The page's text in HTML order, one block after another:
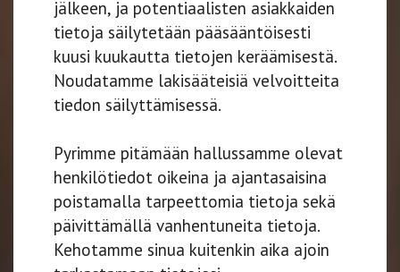
jälkeen, ja potentiaalisten asiakkaiden
tietoja säilytetään pääsääntöisesti
kuusi kuukautta tietojen keräämisestä.
Noudatamme lakisääteisiä velvoitteita
tiedon säilyttämisessä.
​​​​​​​Pyrimme pitämään hallussamme olevat
henkilötiedot oikeina ja ajantasaisina
poistamalla tarpeettomia tietoja sekä
päivittämällä vanhentuneita tietoja.
Kehotamme sinua kuitenkin aika ajoin